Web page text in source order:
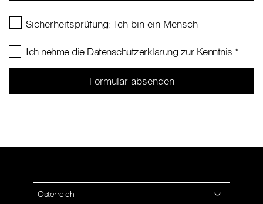
Ich nehme die Datenschutzerklärung zur Kenntnis *
Österreich